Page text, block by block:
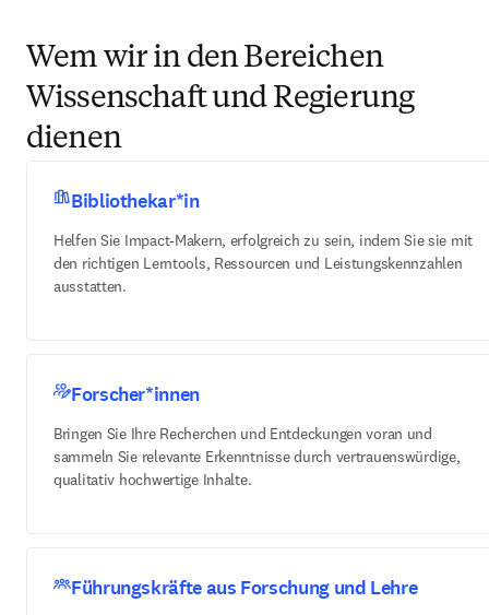
Wem wir in den Bereichen
Wissenschaft und Regierung
dienen
Bibliothekar*in
Helfen Sie Impact-Makern, erfolgreich zu sein, indem Sie sie mit
den richtigen Lerntools, Ressourcen und Leistungskennzahlen
ausstatten.
Forscher*innen
Bringen Sie Ihre Recherchen und Entdeckungen voran und
sammeln Sie relevante Erkenntnisse durch vertrauenswürdige,
qualitativ hochwertige Inhalte.
Führungskräfte aus Forschung und Lehre